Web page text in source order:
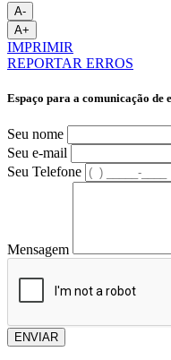
A-
A+
IMPRIMIR
REPORTAR ERROS
Espaço para a comunicação de
Seu nome
Seu e-mail
Seu Telefone
Mensagem
ENVIAR